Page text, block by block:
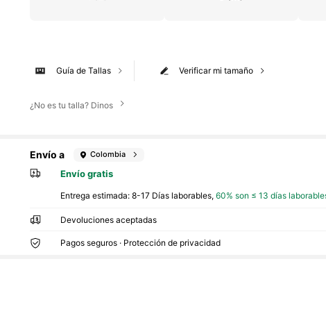
Verificar mi tamaño
Guía de Tallas
¿No es tu talla? Dinos
Envío a Colombia
Envío gratis
Entrega estimada:8-17 Días laborables,60% son ≤ 13 días
Devoluciones aceptadas
Pagos seguros · Protección de privacidad